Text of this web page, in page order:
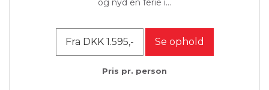
og nyd en ferie i...
Fra DKK 1.595,- Se ophold
Pris pr. person